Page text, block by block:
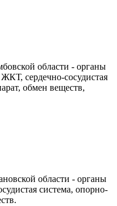
области - органы
сердечно-сосудистая
обмен веществ,
области - органы
система, опорно-